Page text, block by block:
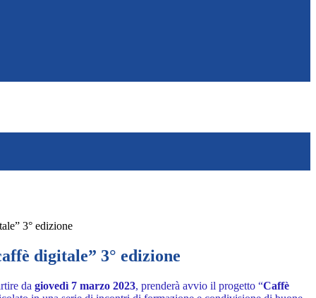
3° edizione
digitale” 3° edizione
da giovedì 7 marzo 2023, prenderà avvio il progetto “Caffè